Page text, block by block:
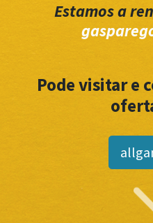
Estamos a
Pode visitar e